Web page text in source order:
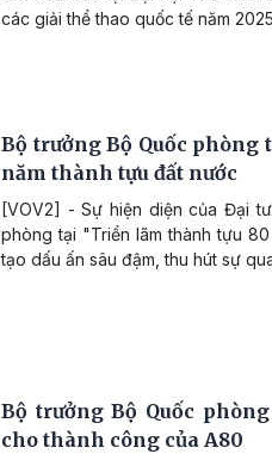
các giải thể thao quốc tế năm
Bộ trưởng Bộ Quốc
năm thành tựu đất nước
[VOV2] - Sự hiện diện của Đại
phòng tại "Triển lãm thành tựu
tạo dấu ấn sâu đậm, thu hút sự
Bộ trưởng Bộ Quốc
cho thành công của A80